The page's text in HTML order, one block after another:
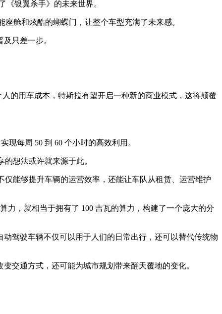
银翼杀手》的未来世界。
舱和炫酷的蝴蝶门，让整个车型充满了未来感。
只差一步。
的用车成本，特斯拉有望开启一种新的商业模式，这将颠覆
每周 50 到 60 个小时的高效利用。
想法或许就来源于此。
能够提升车辆的运营效率，还能让车队从租赁、运营维护
，就相当于拥有了 100 吉瓦的算力，构建了一个庞大的分
驾驶车辆不仅可以用于人们的日常出行，还可以替代传统物
通方式，还可能为城市规划带来翻天覆地的变化。